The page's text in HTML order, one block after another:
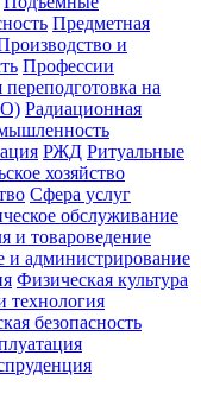
Предметная
и
Профессии
на
Радиационная
РЖД Ритуальные
хозяйство
Сфера услуг
обслуживание
и товароведение
и администрирование
Физическая культура
технология
безопасность